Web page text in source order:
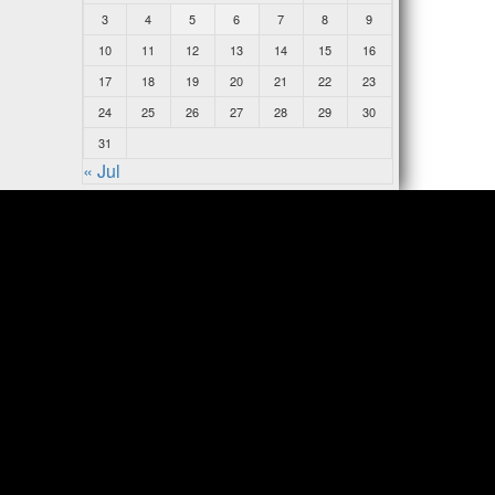
3
4 5 6 7 8
9
10
11 12 13 14 15
16
17
18 19 20 21 22
23
24
25 26 27 28 29
30
31
« Jul